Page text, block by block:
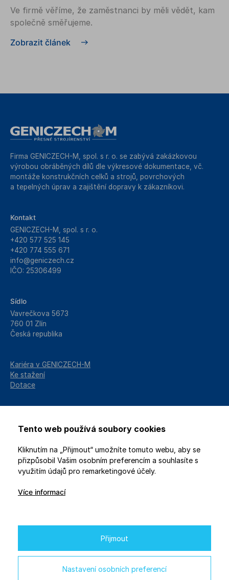
Ve firmě věříme, že zaměstnanci by měli vědět, kam
společně směřujeme.
Zobrazit článek
Firma GENICZECH-M, spol. s r. o. se zabývá zakázkovou
výrobou obráběných dílů dle výkresové dokumentace, vč.
montáže konstrukčních celků a strojů, povrchových
a tepelných úprav a zajištění dopravy k zákazníkovi.
Kontakt
GENICZECH-M, spol. s r. o.
+420 577 525 145
+420 774 555 671
info@geniczech.cz
IČO: 25306499
Sídlo
Vavrečkova 5673
760 01 Zlín
Česká republika
Kariéra v GENICZECH-M
Ke stažení
Dotace
2026 © GENICZECH-M, spol. s r.o. / Všechna práva vyhrazena
WebdesignStudio 9
Na projekt je poskytována finanční podpora od EU
prostřednictvím Národního plánu obnovy.
Tento web používá soubory cookies
Kliknutím na „Přijmout“ umožníte tomuto webu, aby se
přizpůsobil Vašim osobním preferencím a souhlasíte s
využitím údajů pro remarketingové účely.
Více informací
Přijmout
Nastavení osobních preferencí